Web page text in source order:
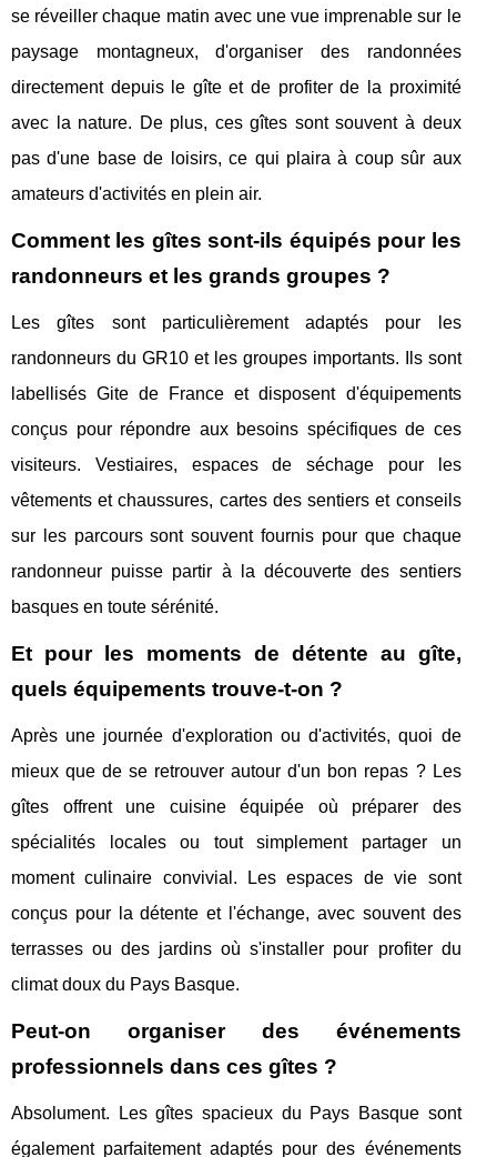
se réveiller chaque matin avec une vue imprenable sur le
paysage montagneux, d'organiser des randonnées
directement depuis le gîte et de profiter de la proximité
avec la nature. De plus, ces gîtes sont souvent à deux
pas d'une base de loisirs, ce qui plaira à coup sûr aux
amateurs d'activités en plein air.
Comment les gîtes sont-ils équipés pour les
randonneurs et les grands groupes ?
Les gîtes sont particulièrement adaptés pour les
randonneurs du GR10 et les groupes importants. Ils sont
labellisés Gite de France et disposent d'équipements
conçus pour répondre aux besoins spécifiques de ces
visiteurs. Vestiaires, espaces de séchage pour les
vêtements et chaussures, cartes des sentiers et conseils
sur les parcours sont souvent fournis pour que chaque
randonneur puisse partir à la découverte des sentiers
basques en toute sérénité.
Et pour les moments de détente au gîte,
quels équipements trouve-t-on ?
Après une journée d'exploration ou d'activités, quoi de
mieux que de se retrouver autour d'un bon repas ? Les
gîtes offrent une cuisine équipée où préparer des
spécialités locales ou tout simplement partager un
moment culinaire convivial. Les espaces de vie sont
conçus pour la détente et l'échange, avec souvent des
terrasses ou des jardins où s'installer pour profiter du
climat doux du Pays Basque.
Peut-on organiser des événements
professionnels dans ces gîtes ?
Absolument. Les gîtes spacieux du Pays Basque sont
également parfaitement adaptés pour des événements